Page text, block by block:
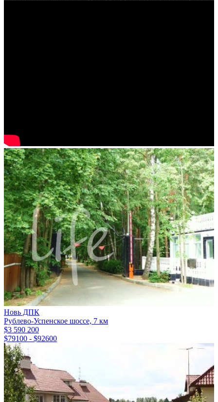
Новь ДПК
Рублево-Успенское шоссе, 7 км
$3 590 200
$79100 - $92600